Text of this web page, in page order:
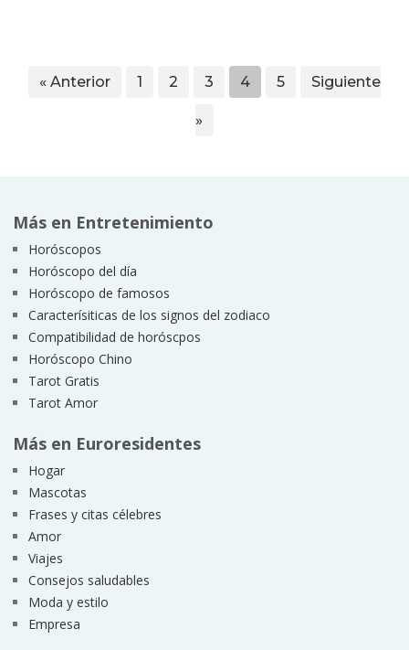
« Anterior 1 2 3 4 5 Siguiente
»
Más en Entretenimiento
Horóscopos
Horóscopo del día
Horóscopo de famosos
Caracterísiticas de los signos del zodiaco
Compatibilidad de horóscpos
Horóscopo Chino
Tarot Gratis
Tarot Amor
Más en Euroresidentes
Hogar
Mascotas
Frases y citas célebres
Amor
Viajes
Consejos saludables
Moda y estilo
Empresa